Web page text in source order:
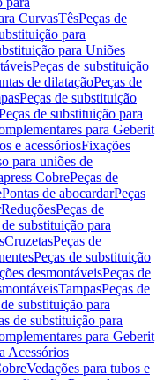
CurvasTêsPeças de
para
para Uniões
Peças de substituição
de dilataçãoPeças de
Peças de substituição
de substituição para
para Geberit
e acessóriosFixações
para uniões de
CobrePeças de
Pontas de abocardarPeças
ReduçõesPeças de
de substituição para
CruzetasPeças de
Peças de substituição
desmontáveisPeças de
TampasPeças de
substituição para
de substituição para
para Geberit
Acessórios
Vedações para tubos e